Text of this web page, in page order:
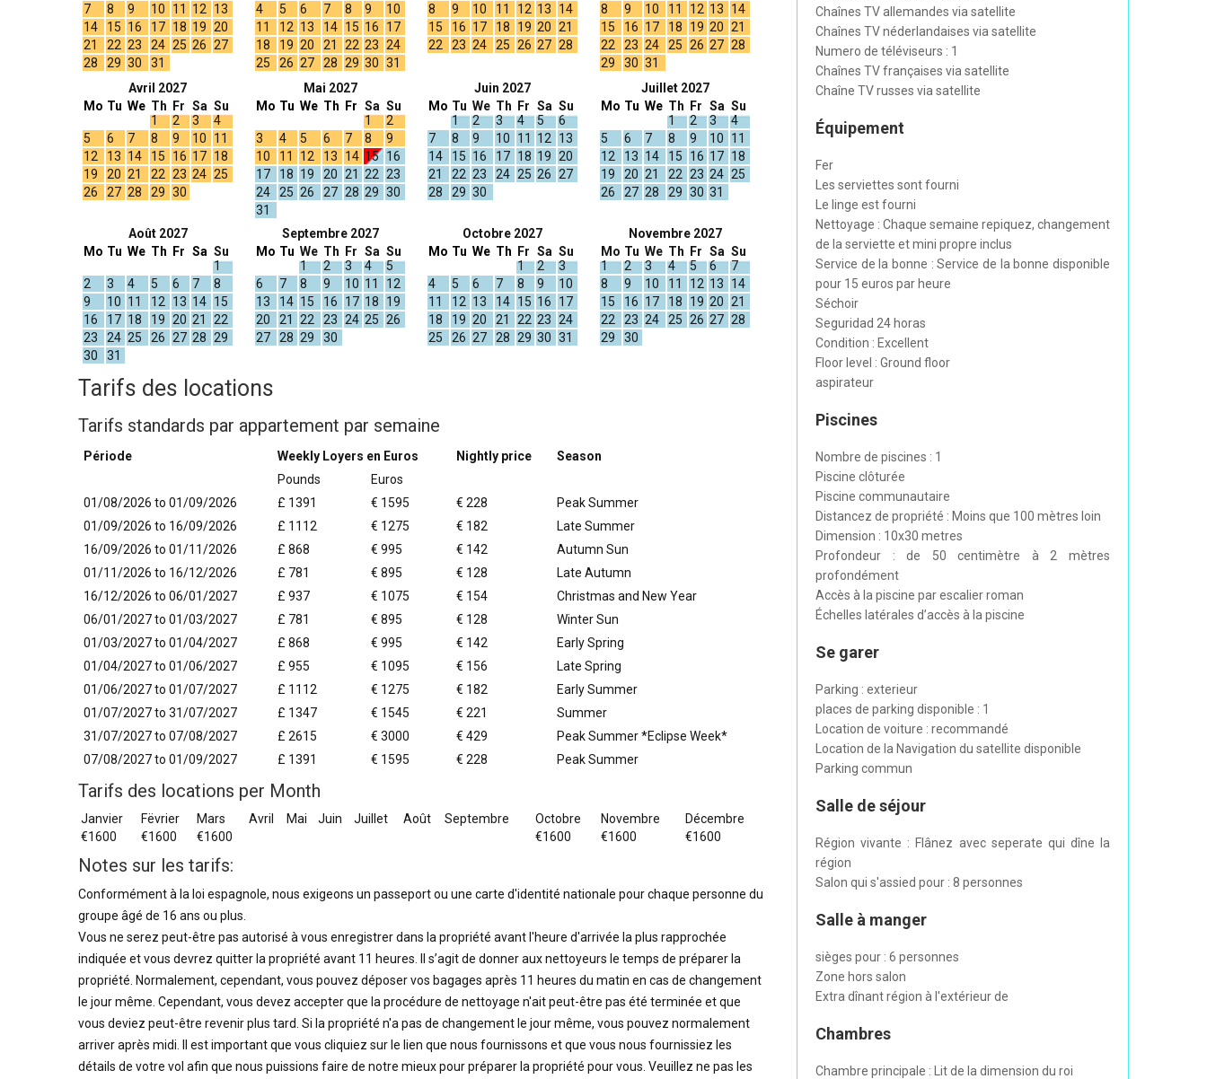
7
8 9 10 11 12
13
14
15 16 17 18 19 20
21
22 23 24 25 26 27
28
29 30 31
4
5 6 7 8 9
10
11
12 13 14 15 16
17
18
19 20 21 22 23 24
25
26 27 28 29 30 31
8
9 10 11 12 13
14
15
16 17 18 19 20 21
22
23 24 25 26 27 28
8
9 10 11 12 13
14
15
16 17 18 19 20 21
22
23 24 25 26 27 28
29
30 31
Avril 2027
Mo Tu We Th
1
Fr
2
Sa
3
Su
4
5
6 7 8 9 10
11
12
13 14 15 16 17 18
19
20 21 22 23 24 25
26
27 28 29 30
Mai 2027
Mo Tu We Th Fr Sa
1
Su
2
3
4 5 6 7 8
9
10
11 12 13 14 15 16
17
18 19 20 21 22 23
24
25 26 27 28 29 30
31
Juin 2027
Mo Tu
1
We
2
Th
3
Fr
4
Sa
5
Su
6
7
8 9 10 11 12
13
14
15 16 17 18 19 20
21
22 23 24 25 26 27
28
29 30
Juillet 2027
Mo Tu We Th
1
Fr
2
Sa
3
Su
4
5
6 7 8 9 10
11
12
13 14 15 16 17 18
19
20 21 22 23 24 25
26
27 28 29 30 31
Août 2027
Mo Tu We Th Fr Sa Su
1
2
3 4 5 6 7
8
9
10 11 12 13 14 15
16
17 18 19 20 21
22
23
24 25 26 27 28 29
30
31
Septembre 2027
Mo Tu We
1
Th
2
Fr
3
Sa
4
Su
5
6
7 8 9 10 11
12
13
14 15 16 17 18
19
20
21 22 23 24 25 26
27
28 29 30
Octobre 2027
Mo Tu We Th
Fr
1
Sa
2
Su
3
4
5 6 7 8 9
10
11
12 13 14 15 16
17
18
19 20 21 22 23 24
25
26 27 28 29 30 31
Novembre 2027
Mo
1
Tu
2
We
3
Th
4
Fr
5
Sa
6
Su
7
8
9 10 11 12 13
14
15
16 17 18 19 20 21
22
23 24 25 26 27 28
29
30
Tarifs des locations
Tarifs standards par appartement par semaine
Période Weekly Loyers en Euros Nightly price
Season
Pounds
Euros
01/08/2026 to 01/09/2026
£ 1391 € 1595 € 228
Peak Summer
01/09/2026 to 16/09/2026
£ 1112 € 1275 € 182
Late Summer
16/09/2026 to 01/11/2026
£ 868 € 995 € 142
Autumn Sun
01/11/2026 to 16/12/2026
£ 781 € 895 € 128
Late Autumn
16/12/2026 to 06/01/2027
£ 937 € 1075 € 154
Christmas and New Year
06/01/2027 to 01/03/2027
£ 781 € 895 € 128
Winter Sun
01/03/2027 to 01/04/2027
£ 868 € 995 € 142
Early Spring
01/04/2027 to 01/06/2027
£ 955 € 1095 € 156
Late Spring
01/06/2027 to 01/07/2027
£ 1112 € 1275 € 182
Early Summer
01/07/2027 to 31/07/2027
£ 1347 € 1545 € 221
Summer
31/07/2027 to 07/08/2027
£ 2615 € 3000 € 429
Peak Summer *Eclipse Week*
07/08/2027 to 01/09/2027
£ 1391 € 1595 € 228 Peak Summer
Tarifs des locations per Month
Janvier Fëvrier Mars Avril Mai Juin Juillet Août Septembre Octobre Novembre
Décembre
€1600
€1600 €1600 €1600 €1600 €1600
Notes sur les tarifs:
Conformément à la loi espagnole, nous exigeons un passeport ou une carte d'identité nationale pour chaque personne du
groupe âgé de 16 ans ou plus.
Vous ne serez peut-être pas autorisé à vous enregistrer dans la propriété avant l'heure d'arrivée la plus rapprochée
indiquée et vous devrez quitter la propriété avant 11 heures. Il s’agit de donner aux nettoyeurs le temps de préparer la
propriété. Normalement, cependant, vous pouvez déposer vos bagages après 11 heures du matin en cas de changement
le jour même. Cependant, vous devez accepter que la procédure de nettoyage n'ait peut-être pas été terminée et que
vous deviez peut-être revenir plus tard. Si la propriété n'a pas de changement le jour même, vous pouvez normalement
arriver après midi. Il est important que vous cliquiez sur le lien que nous fournissons et que vous nous fournissiez les
détails de votre vol afin que nous puissions faire de notre mieux pour préparer la propriété pour vous. Veuillez ne pas les
Chaînes TV allemandes via satellite
Chaînes TV néderlandaises via satellite
Numero de téléviseurs : 1
Chaînes TV françaises via satellite
Chaîne TV russes via satellite
Équipement
Fer
Les serviettes sont fourni
Le linge est fourni
Nettoyage : Chaque semaine repiquez, changement
de la serviette et mini propre inclus
Service de la bonne : Service de la bonne disponible
pour 15 euros par heure
Séchoir
Seguridad 24 horas
Condition : Excellent
Floor level : Ground floor
aspirateur
Piscines
Nombre de piscines : 1
Piscine clôturée
Piscine communautaire
Distancez de propriété : Moins que 100 mètres loin
Dimension : 10x30 metres
Profondeur : de 50 centimètre à 2 mètres
profondément
Accès à la piscine par escalier roman
Échelles latérales d’accès à la piscine
Se garer
Parking : exterieur
places de parking disponible : 1
Location de voiture : recommandé
Location de la Navigation du satellite disponible
Parking commun
Salle de séjour
Région vivante : Flânez avec seperate qui dîne la
région
Salon qui s'assied pour : 8 personnes
Salle à manger
sièges pour : 6 personnes
Zone hors salon
Extra dînant région à l'extérieur de
Chambres
Chambre principale : Lit de la dimension du roi